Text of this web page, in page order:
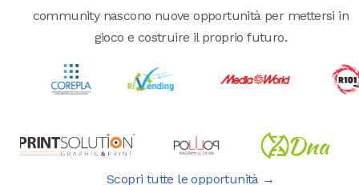
community nascono nuove opportunità per mettersi in
gioco e costruire il proprio futuro.
Scopri tutte le opportunità →